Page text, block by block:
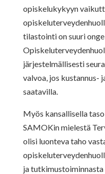
opiskelukykyyn
tilastointi on suuri
järjestelmällisesti
valvoa, jos kustannus-
saatavilla.
Myös kansallisella
SAMOKin mielestä
olisi luonteva taho
ja